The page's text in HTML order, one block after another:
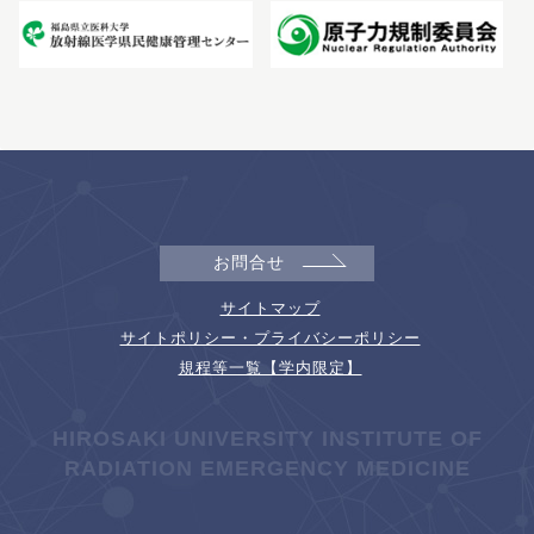
お問合せ
サイトマップ
サイトポリシー・プライバシーポリシー
規程等一覧【学内限定】
HIROSAKI UNIVERSITY INSTITUTE OF
RADIATION EMERGENCY MEDICINE